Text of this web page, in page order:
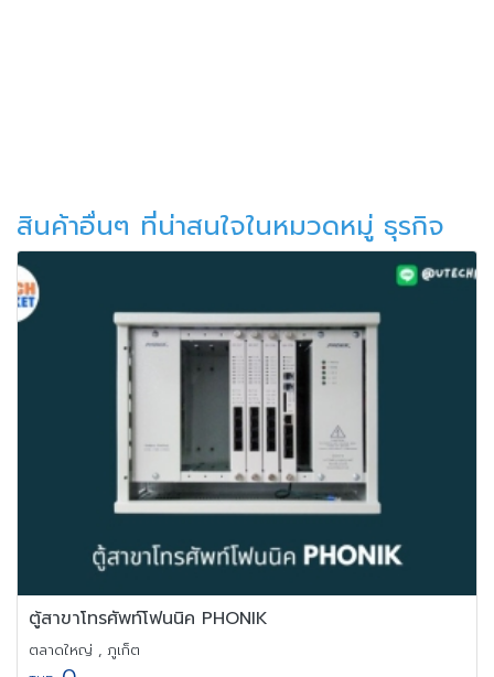
สินค้าอื่นๆ ที่น่าสนใจในหมวดหมู่ ธุรกิจ
ตู้สาขาโทรศัพท์โฟนนิค PHONIK
ตลาดใหญ่ , ภูเก็ต